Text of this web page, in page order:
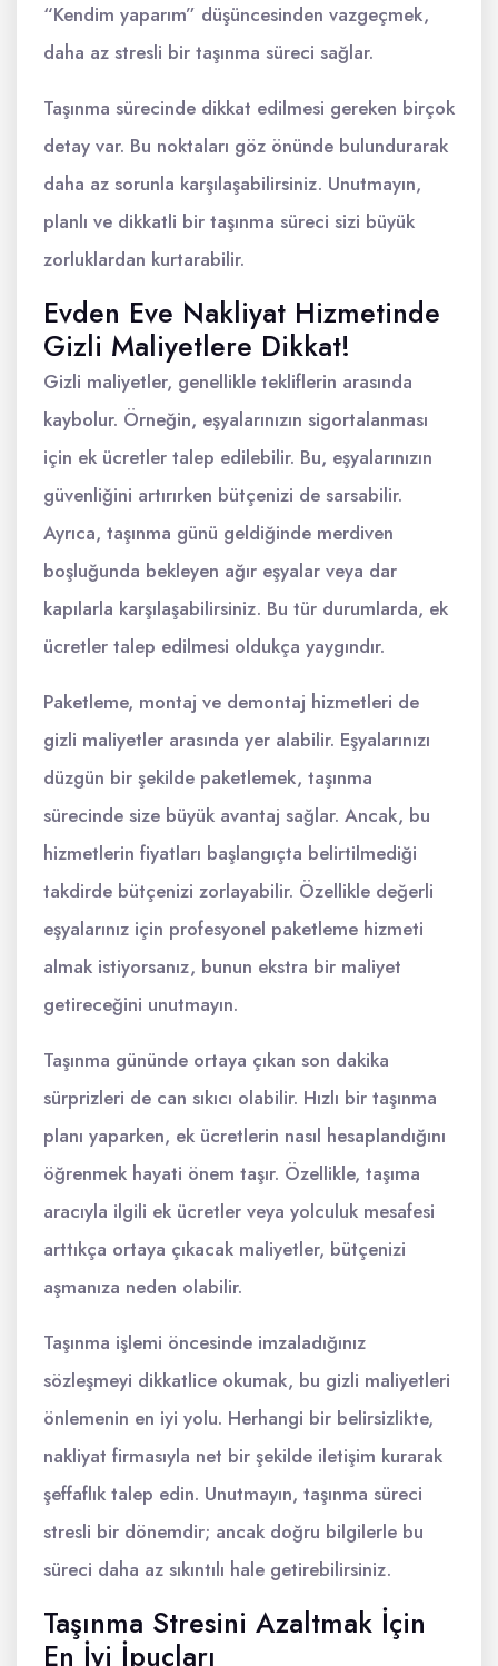
“Kendim yaparım” düşüncesinden vazgeçmek,
daha az stresli bir taşınma süreci sağlar.
Taşınma sürecinde dikkat edilmesi gereken birçok
detay var. Bu noktaları göz önünde bulundurarak
daha az sorunla karşılaşabilirsiniz. Unutmayın,
planlı ve dikkatli bir taşınma süreci sizi büyük
zorluklardan kurtarabilir.
Evden Eve Nakliyat Hizmetinde
Gizli Maliyetlere Dikkat!
Gizli maliyetler, genellikle tekliflerin arasında
kaybolur. Örneğin, eşyalarınızın sigortalanması
için ek ücretler talep edilebilir. Bu, eşyalarınızın
güvenliğini artırırken bütçenizi de sarsabilir.
Ayrıca, taşınma günü geldiğinde merdiven
boşluğunda bekleyen ağır eşyalar veya dar
kapılarla karşılaşabilirsiniz. Bu tür durumlarda, ek
ücretler talep edilmesi oldukça yaygındır.
Paketleme, montaj ve demontaj hizmetleri de
gizli maliyetler arasında yer alabilir. Eşyalarınızı
düzgün bir şekilde paketlemek, taşınma
sürecinde size büyük avantaj sağlar. Ancak, bu
hizmetlerin fiyatları başlangıçta belirtilmediği
takdirde bütçenizi zorlayabilir. Özellikle değerli
eşyalarınız için profesyonel paketleme hizmeti
almak istiyorsanız, bunun ekstra bir maliyet
getireceğini unutmayın.
Taşınma gününde ortaya çıkan son dakika
sürprizleri de can sıkıcı olabilir. Hızlı bir taşınma
planı yaparken, ek ücretlerin nasıl hesaplandığını
öğrenmek hayati önem taşır. Özellikle, taşıma
aracıyla ilgili ek ücretler veya yolculuk mesafesi
arttıkça ortaya çıkacak maliyetler, bütçenizi
aşmanıza neden olabilir.
Taşınma işlemi öncesinde imzaladığınız
sözleşmeyi dikkatlice okumak, bu gizli maliyetleri
önlemenin en iyi yolu. Herhangi bir belirsizlikte,
nakliyat firmasıyla net bir şekilde iletişim kurarak
şeffaflık talep edin. Unutmayın, taşınma süreci
stresli bir dönemdir; ancak doğru bilgilerle bu
süreci daha az sıkıntılı hale getirebilirsiniz.
Taşınma Stresini Azaltmak İçin
En İyi İpuçları